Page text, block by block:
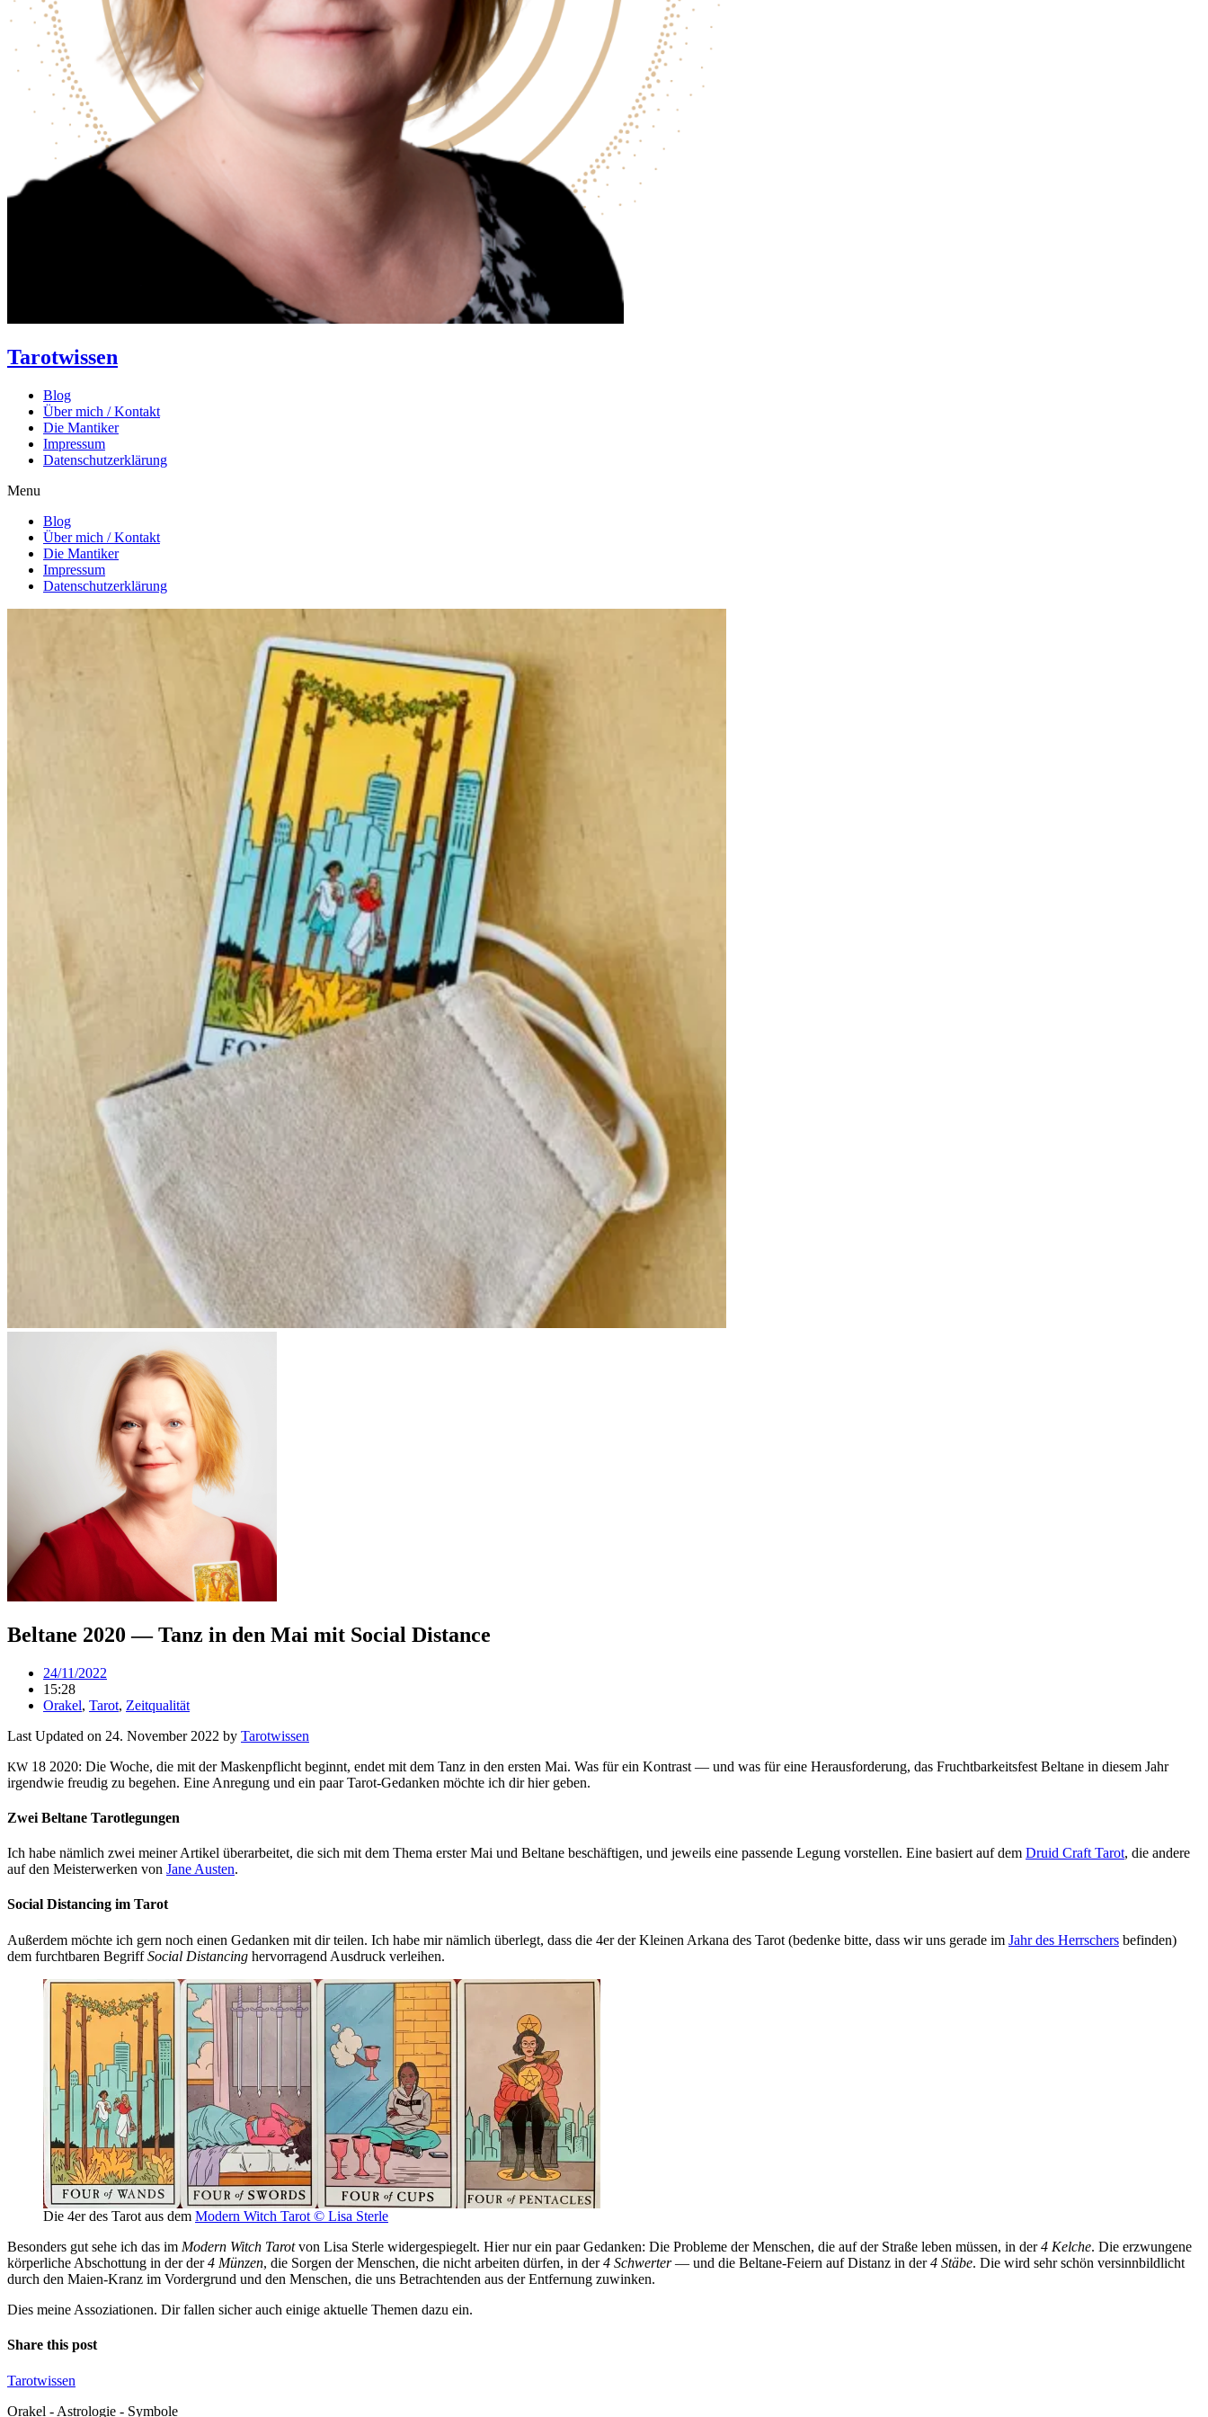
Tarotwissen
Blog
Über mich / Kontakt
Die Mantiker
Impressum
Datenschutzerklärung
Menu
Blog
Über mich / Kontakt
Die Mantiker
Impressum
Datenschutzerklärung
Beltane 2020 — Tanz in den Mai mit Social Distance
24/11/2022
15:28
Orakel, Tarot, Zeitqualität
Last Updated on 24. November 2022 by Tarot­wissen
KW 18 2020: Die Woche, die mit der Mas­ken­pflicht beginnt, endet mit dem Tanz in den ersten Mai. Was für ein Kon­trast — und was für eine Her­aus­for­de­rung, das Frucht­bar­keits­fest Bel­tane in diesem Jahr
irgendwie freudig zu begehen. Eine Anre­gung und ein paar Tarot-Gedanken möchte ich dir hier geben.
Zwei Beltane Tarotlegungen
Ich habe näm­lich zwei meiner Artikel über­ar­beitet, die sich mit dem Thema erster Mai und Bel­tane beschäf­tigen, und jeweils eine pas­sende Legung vor­stellen. Eine basiert auf dem Druid Craft Tarot, die andere
auf den Mei­ster­werken von Jane Austen.
Social Distancing im Tarot
Außerdem möchte ich gern noch einen Gedanken mit dir teilen. Ich habe mir näm­lich über­legt, dass die 4er der Kleinen Arkana des Tarot (bedenke bitte, dass wir uns gerade im Jahr des Herr­schers befinden)
dem furcht­baren BegriffSocial Distan­cing her­vor­ra­gend Aus­druck verleihen.
Die 4er des Tarot aus dem Modern Witch Tarot © Lisa Sterle
Beson­ders gut sehe ich das im Modern Witch Tarotvon Lisa Sterle wider­ge­spie­gelt. Hier nur ein paar Gedanken: Die Pro­bleme der Men­schen, die auf der Straße leben müssen, in der4 Kelche. Die erzwun­gene
kör­per­liche Abschot­tung in der der4 Münzen, die Sorgen der Men­schen, die nicht arbeiten dürfen, in der4 Schwerter— und die Bel­tane-Feiern auf Distanz in der4 Stäbe. Die wird sehr schön ver­sinn­bild­licht
durch den Maien-Kranz im Vor­der­grund und den Men­schen, die uns Betrach­tenden aus der Ent­fer­nung zuwinken.
Dies meine Asso­zia­tionen. Dir fallen sicher auch einige aktu­elle Themen dazu ein.
Share this post
Tarotwissen
Orakel - Astrologie - Symbole